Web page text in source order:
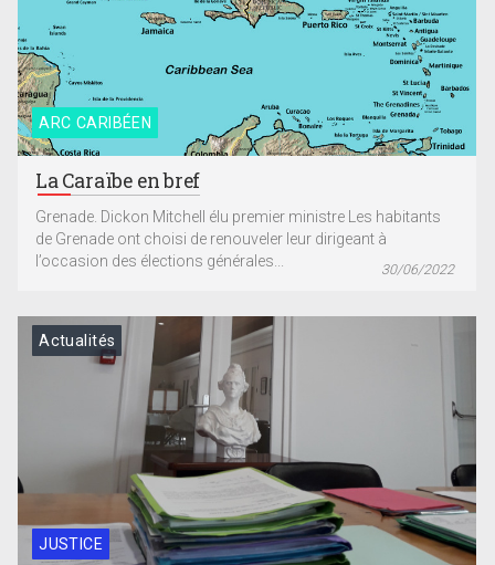
ARC CARIBÉEN
La Caraïbe en bref
Grenade. Dickon Mitchell élu premier ministre Les habitants
de Grenade ont choisi de renouveler leur dirigeant à
l’occasion des élections générales...
30/06/2022
JUSTICE
Actualités